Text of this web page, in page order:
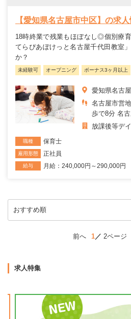
【愛知県名古屋市中区】の求
18時終業で残業もほぼなし◎個別療
てらぴあぽけっと名古屋千代田教室
か？
未経験可 オープニング ボーナス3ヶ月以上
愛知県名古
名古屋市営
歩で8分 名古
放課後等デ
職種 保育士
雇用形態 正社員
給与 月給：240,000円～290,000円
前へ 1 2ページ
求人特集